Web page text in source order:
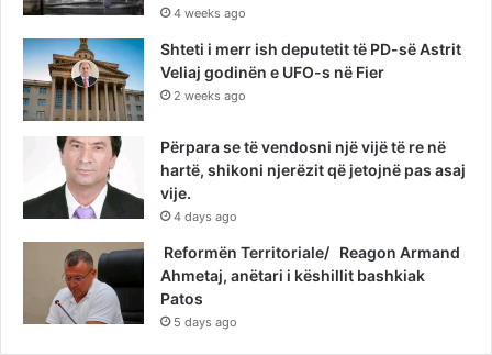
4 weeks ago
Shteti i merr ish deputetit të PD-së Astrit
Veliaj godinën e UFO-s në Fier
2 weeks ago
Përpara se të vendosni një vijë të re në
hartë, shikoni njerëzit që jetojnë pas asaj
vije.
4 days ago
Reformën Territoriale/ Reagon Armand
Ahmetaj, anëtari i këshillit bashkiak
Patos
5 days ago